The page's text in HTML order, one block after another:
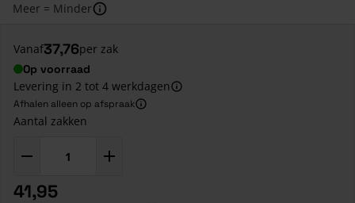
Meer = Minder
Vanaf37,76per zak
Op voorraad
Levering in 2 tot 4 werkdagen
Afhalen alleen op afspraak
Aantal zakken
41,95